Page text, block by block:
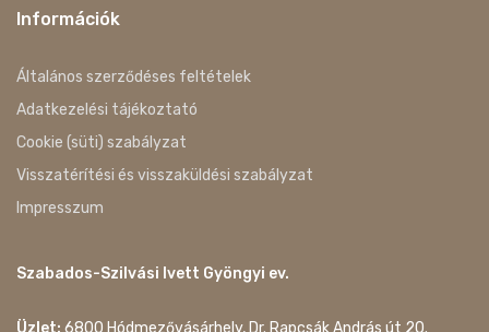
Információk
Általános szerződéses feltételek
Adatkezelési tájékoztató
Cookie (süti) szabályzat
Visszatérítési és visszaküldési szabályzat
Impresszum
Szabados-Szilvási Ivett Gyöngyi ev.
Üzlet: 6800 Hódmezővásárhely, Dr. Rapcsák András út 20.